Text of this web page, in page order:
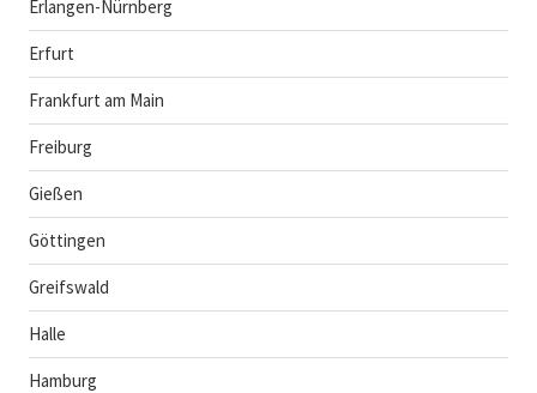
Erlangen-Nürnberg
Erfurt
Frankfurt am Main
Freiburg
Gießen
Göttingen
Greifswald
Halle
Hamburg